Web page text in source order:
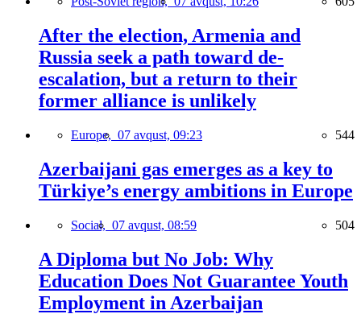
After the election, Armenia and
Russia seek a path toward de-
escalation, but a return to their
former alliance is unlikely
Europe, 07 avqust, 09:23 544
Azerbaijani gas emerges as a key to
Türkiye’s energy ambitions in Europe
Social, 07 avqust, 08:59 504
A Diploma but No Job: Why
Education Does Not Guarantee Youth
Employment in Azerbaijan